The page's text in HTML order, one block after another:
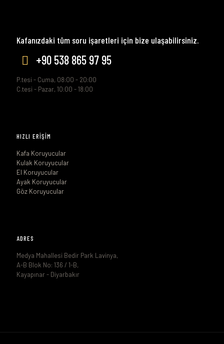
Kafanızdaki tüm soru işaretleri için bize ulaşabilirsiniz.
+90 538 865 97 95
P.tesi - Cuma, 08:00 - 20:00
C.tesi - Pazar, 10:00 - 18:00
HIZLI ERİŞİM
Kafa Koruyucular
Kulak Koruyucular
El Koruyucular
Ayak Koruyucular
Göz Koruyucular
ADRES
Medya Mahallesi Bedir Park Lavinya,
A-B Blok No: 136 / 1-B,
Kayapınar - Diyarbakır